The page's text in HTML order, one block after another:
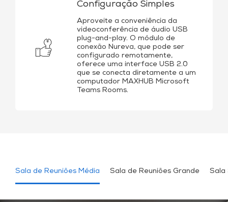
Configuração Simples
Aproveite a conveniência da
videoconferência de áudio USB
plug-and-play. O módulo de
conexão Nureva, que pode ser
configurado remotamente,
oferece uma interface USB 2.0
que se conecta diretamente a um
computador MAXHUB Microsoft
Teams Rooms.
Sala de Reuniões Média Sala de Reuniões Grande Sala